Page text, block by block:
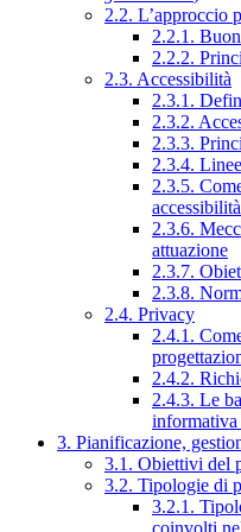
2.2. L’approccio
2.2.1.
2.2.2.
2.3. Accessibilità
2.3.1.
2.3.2.
2.3.3.
2.3.4.
2.3.5.
accessibilità
2.3.6.
attuazione
2.3.7.
2.3.8.
2.4. Privacy
2.4.1.
2.4.2.
2.4.3. Le
3. Pianificazione,
3.1. Obiettivi del
3.2. Tipologie di
3.2.1.
coinvolti